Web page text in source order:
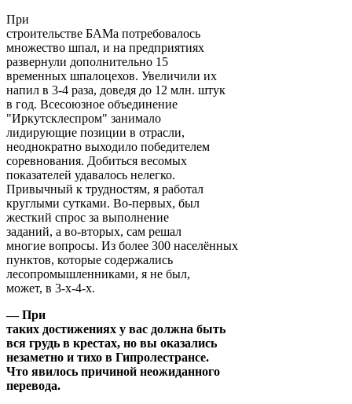
При
строительстве БАМа потребовалось
множество шпал, и на предприятиях
развернули дополнительно 15
временных шпалоцехов. Увеличили их
напил в 3-4 раза, доведя до 12 млн. штук
в год. Всесоюзное объединение
"Иркутсклеспром" занимало
лидирующие позиции в отрасли,
неоднократно выходило победителем
соревнования. Добиться весомых
показателей удавалось нелегко.
Привычный к трудностям, я работал
круглыми сутками. Во-первых, был
жесткий спрос за выполнение
заданий, а во-вторых, сам решал
многие вопросы. Из более 300 населённых
пунктов, которые содержались
лесопромышленниками, я не был,
может, в 3-х-4-х.
— При
таких достижениях у вас должна быть
вся грудь в крестах, но вы оказались
незаметно и тихо в Гипролестрансе.
Что явилось причиной неожиданного
перевода.